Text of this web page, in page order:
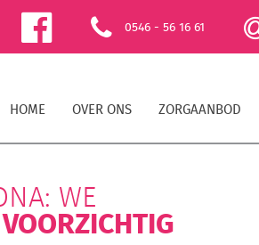
0546 - 56 16 61
HOME OVER ONS ZORGAANBOD
WE